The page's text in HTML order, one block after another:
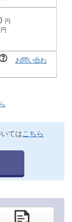
お問い合わ
てはこちら